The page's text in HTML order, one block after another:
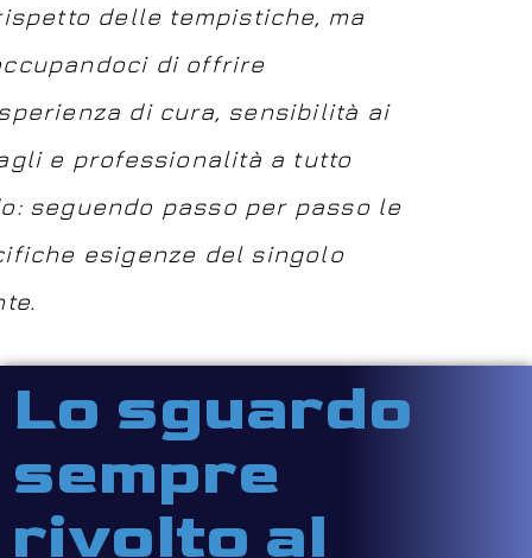
delle tempistiche, ma
di offrire
di cura, sensibilità ai
e professionalità a tutto
seguendo passo per passo le
esigenze del singolo
Lo sguardo
sempre
rivolto al